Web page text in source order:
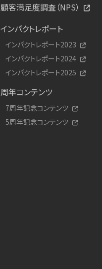
顧客満足度調査（NPS）
インパクトレポート
インパクトレポート2023
インパクトレポート2024
インパクトレポート2025
周年コンテンツ
7周年記念コンテンツ
5周年記念コンテンツ